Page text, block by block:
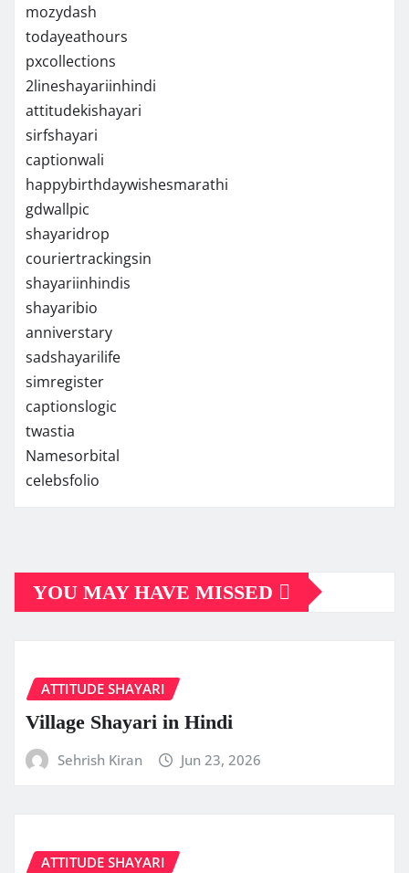
mozydash
todayeathours
pxcollections
2lineshayariinhindi
attitudekishayari
sirfshayari
captionwali
happybirthdaywishesmarathi
gdwallpic
shayaridrop
couriertrackingsin
shayariinhindis
shayaribio
anniverstary
sadshayarilife
simregister
captionslogic
twastia
Namesorbital
celebsfolio
YOU MAY HAVE MISSED
ATTITUDE SHAYARI
Village Shayari in Hindi
Sehrish Kiran Jun 23, 2026
ATTITUDE SHAYARI